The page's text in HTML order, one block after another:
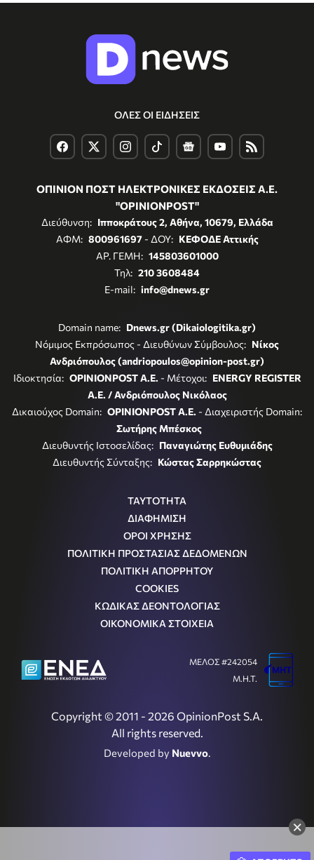
×
ΟΛΕΣ ΟΙ ΕΙΔΗΣΕΙΣ
ΟΠΙΝΙΟΝ ΠΟΣΤ ΗΛΕΚΤΡΟΝΙΚΕΣ ΕΚΔΟΣΕΙΣ Α.Ε.
"OPINIONPOST"
Διεύθυνση: Ιπποκράτους 2, Αθήνα, 10679, Ελλάδα
ΑΦΜ: 800961697- ΔΟΥ: ΚΕΦΟΔΕ Αττικής
ΑΡ. ΓΕΜΗ: 145803601000
Τηλ: 210 3608484
E-mail: info@dnews.gr
Domain name: Dnews.gr (Dikaiologitika.gr)
Νόμιμος Εκπρόσωπος - Διευθύνων Σύμβουλος: Νίκος
Ανδριόπουλος (andriopoulos@opinion-post.gr)
Ιδιοκτησία: OPINIONPOST A.E. - Μέτοχοι: ENERGY REGISTER
Α.Ε. / Ανδριόπουλος Νικόλαος
Δικαιούχος Domain: OPINIONPOST A.E. - Διαχειριστής Domain:
Σωτήρης Μπέσκος
Διευθυντής Ιστοσελίδας: Παναγιώτης Ευθυμιάδης
Διευθυντής Σύνταξης: Κώστας Σαρρηκώστας
ΤΑΥΤΟΤΗΤΑ
ΔΙΑΦΗΜΙΣΗ
ΟΡΟΙ ΧΡΗΣΗΣ
ΠΟΛΙΤΙΚΗ ΠΡΟΣΤΑΣΙΑΣ ΔΕΔΟΜΕΝΩΝ
ΠΟΛΙΤΙΚΗ ΑΠΟΡΡΗΤΟΥ
COOKIES
ΚΩΔΙΚΑΣ ΔΕΟΝΤΟΛΟΓΙΑΣ
ΟΙΚΟΝΟΜΙΚΑ ΣΤΟΙΧΕΙΑ
Copyright © 2011 - 2026 OpinionPost S.A.
All rights reserved.
Developed by Nuevvo.
ΜΕΛΟΣ #242054
Μ.Η.Τ.